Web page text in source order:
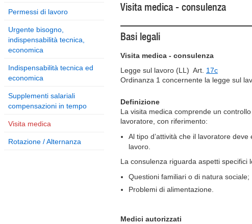
Permessi di lavoro
Urgente bisogno,
indispensabilità tecnica,
economica
Indispensabilità tecnica ed
economica
Supplementi salariali
compensazioni in tempo
Visita medica
Rotazione / Alternanza
Visita medica - consulenza
Basi legali
Visita medica - consulenza
Legge sul lavoro (LL) Art. 17c
Ordinanza 1 concernente la legge sul
Definizione
La visita medica comprende un
lavoratore, con riferimento:
Al tipo d’attività che il lavoratore
lavoro.
La consulenza riguarda aspetti specifici
Questioni familiari o di natura sociale;
Problemi di alimentazione.
Medici autorizzati